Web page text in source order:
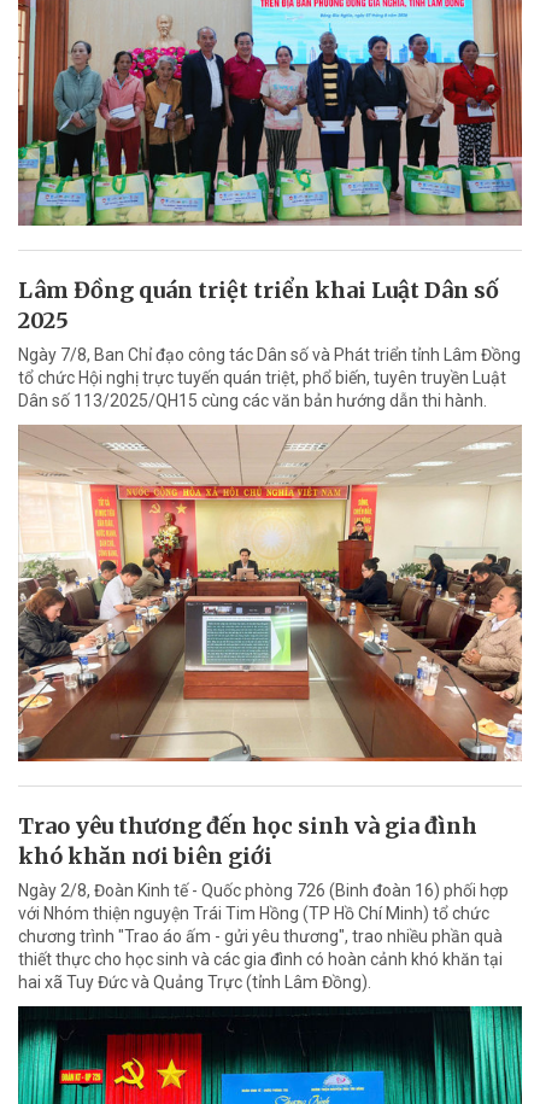
Lâm Đồng quán triệt triển khai Luật Dân số
2025
Ngày 7/8, Ban Chỉ đạo công tác Dân số và Phát triển tỉnh Lâm Đồng
tổ chức Hội nghị trực tuyến quán triệt, phổ biến, tuyên truyền Luật
Dân số 113/2025/QH15 cùng các văn bản hướng dẫn thi hành.
Trao yêu thương đến học sinh và gia đình
khó khăn nơi biên giới
Ngày 2/8, Đoàn Kinh tế - Quốc phòng 726 (Binh đoàn 16) phối hợp
với Nhóm thiện nguyện Trái Tim Hồng (TP Hồ Chí Minh) tổ chức
chương trình "Trao áo ấm - gửi yêu thương", trao nhiều phần quà
thiết thực cho học sinh và các gia đình có hoàn cảnh khó khăn tại
hai xã Tuy Đức và Quảng Trực (tỉnh Lâm Đồng).